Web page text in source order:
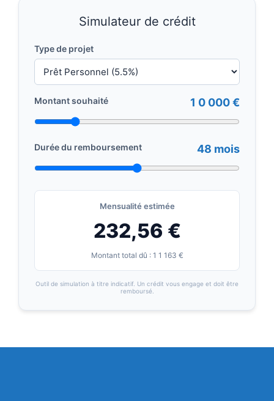
Simulateur de crédit
Type de projet
Montant souhaité 1 0 000 €
Durée du remboursement 48 mois
Mensualité estimée
232,56 €
Montant total dû : 1 1 163 €
Outil de simulation à titre indicatif. Un crédit vous engage et doit être
remboursé.